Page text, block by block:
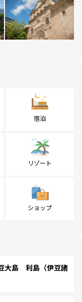
宿泊
リゾート
ショップ
島 利島（伊豆諸